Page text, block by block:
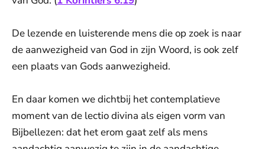
De lezende en luisterende mens die op zoek is naar
de aanwezigheid van God in zijn Woord, is ook zelf
een plaats van Gods aanwezigheid.
En daar komen we dichtbij het contemplatieve
moment van de lectio divina als eigen vorm van
Bijbellezen: dat het erom gaat zelf als mens